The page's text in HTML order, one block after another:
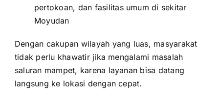
pertokoan, dan fasilitas umum di sekitar
Moyudan
Dengan cakupan wilayah yang luas, masyarakat
tidak perlu khawatir jika mengalami masalah
saluran mampet, karena layanan bisa datang
langsung ke lokasi dengan cepat.